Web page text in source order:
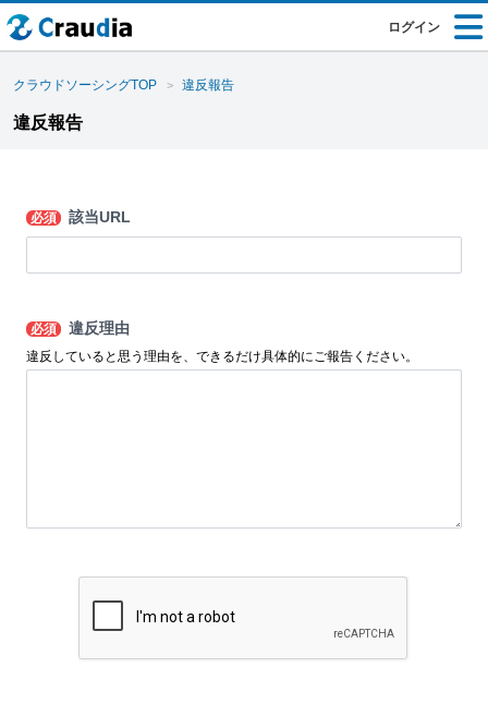
ログイン
クラウドソーシングTOP 違反報告
違反報告
必須 該当URL
必須 違反理由
違反していると思う理由を、できるだけ具体的にご報告ください。